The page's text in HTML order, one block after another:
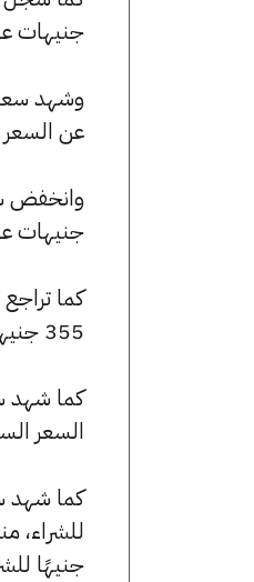
جنيهات عن السعر
عن السعر السابق الذي
جنيهات
355 جنيهات عن تحديثنا السابق لعيار الأونصة بالجنيه.
السعر السابق الذي كان
جنيهًا